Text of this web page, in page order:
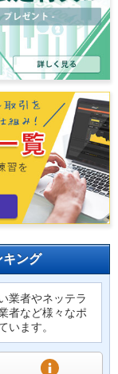
キング
業者やネッテラ
者など様々なポ
います。